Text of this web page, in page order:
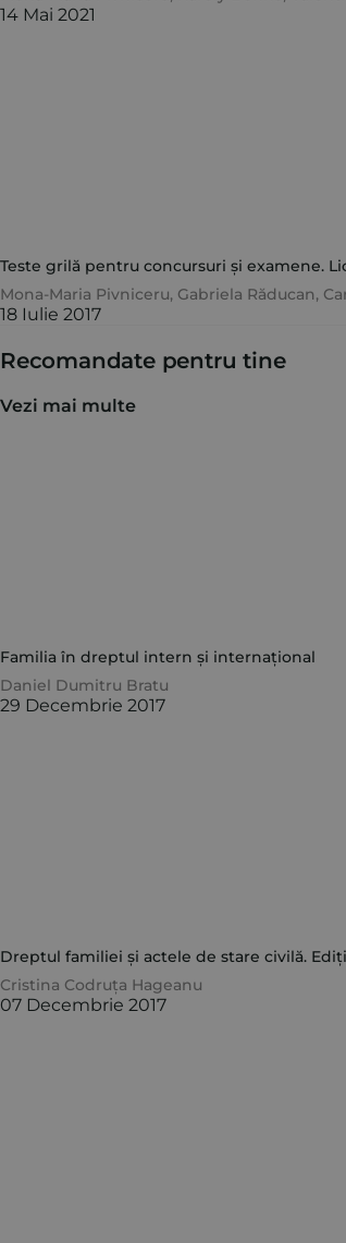
14 Mai 2021
Teste grilă pentru concursuri și examene.
Mona-Maria Pivniceru, Gabriela Răducan,
18 Iulie 2017
Recomandate pentru tine
Vezi mai multe
Familia în dreptul intern și internațional
Daniel Dumitru Bratu
29 Decembrie 2017
Dreptul familiei și actele de stare civilă.
Cristina Codruța Hageanu
07 Decembrie 2017